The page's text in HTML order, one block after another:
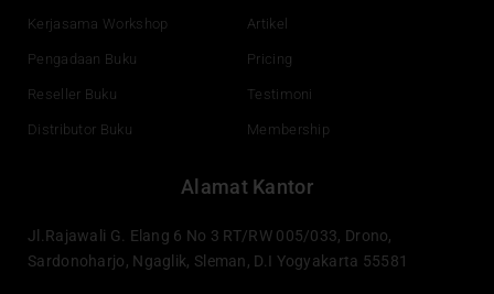
Kerjasama Workshop
Pengadaan Buku
Reseller Buku
Distributor Buku
Artikel
Pricing
Testimoni
Membership
Alamat Kantor
Jl.Rajawali G. Elang 6 No 3 RT/RW 005/033, Drono,
Sardonoharjo, Ngaglik, Sleman, D.I Yogyakarta 55581